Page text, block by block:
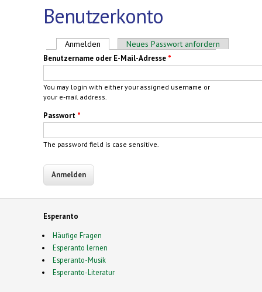
Benutzerkonto
Haupt-Reiter
Anmelden (aktiver Reiter)
Neues Passwort anfordern
Benutzername oder E-Mail-Adresse *
You may login with either your assigned username or
your e-mail address.
Passwort *
The password field is case sensitive.
Esperanto
Häufige Fragen
Esperanto lernen
Esperanto-Musik
Esperanto-Literatur